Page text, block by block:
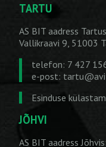
TARTU
AS BIT aadress
Vallikraavi 9, 51003
telefon: 7 427
e-post:
Esinduse
JÕHVI
AS BIT aadress Jõhvis: